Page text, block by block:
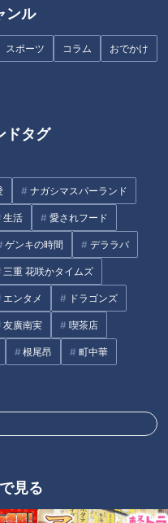
ンル
スポーツ コラム おでかけ
ドタグ
ナガシマスパーランド
生活 愛されフード
ゲンキの時間 デララバ
三重 花咲かタイムズ
エンタメ ドラゴンズ
友廣南実 喫茶店
根尾昂 町中華
見る
乳しぼり体験もできる『愛知
場』
文できる「喫茶マウンテ
」。デカ盛りメニューもぜひ
登頂」して！
凍してもフカフカのスポンジ